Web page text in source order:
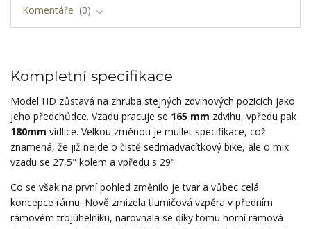
Komentáře
0
Kompletní specifikace
Model HD zůstavá na zhruba stejných zdvihových pozicích jako
jeho předchůdce. Vzadu pracuje se 165 mm zdvihu, vpředu pak
180mm vidlice. Velkou změnou je mullet specifikace, což
znamená, že již nejde o čistě sedmadvacítkový bike, ale o mix
vzadu se 27,5" kolem a vpředu s 29"
Co se však na první pohled změnilo je tvar a vůbec celá
koncepce rámu. Nově zmizela tlumičová vzpěra v předním
rámovém trojúhelníku, narovnala se díky tomu horní rámová